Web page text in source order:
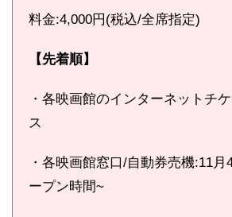
料金:4,000円(税込/全席指定)
【先着順】
・各映画館のインターネットチ
ス
・各映画館窓口/自動券売機:11
ープン時間~